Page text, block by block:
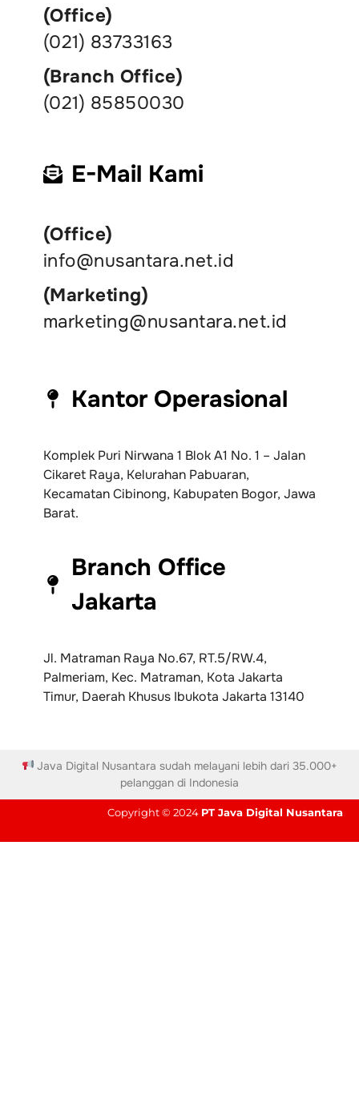
(Office)
(021) 83733163
(Branch Office)
(021) 85850030
E-Mail Kami
(Office)
info@nusantara.net.id
(Marketing)
marketing@nusantara.net.id
Kantor Operasional
Komplek Puri Nirwana 1 Blok A1 No. 1 – Jalan
Cikaret Raya, Kelurahan Pabuaran,
Kecamatan Cibinong, Kabupaten Bogor, Jawa
Barat.
Branch Office
Jakarta
Jl. Matraman Raya No.67, RT.5/RW.4,
Palmeriam, Kec. Matraman, Kota Jakarta
Timur, Daerah Khusus Ibukota Jakarta 13140
Java Digital Nusantara sudah melayani lebih dari 35.000+
pelanggan di Indonesia
Copyright © 2024 PT Java Digital Nusantara